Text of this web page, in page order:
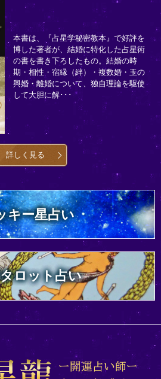
本書は、『占星学秘密教本』で好評を
博した著者が、結婚に特化した占星術
の書を書き下ろしたもの。結婚の時
期・相性・宿縁（絆）・複数婚・玉の
輿婚・離婚について、独自理論を駆使
して大胆に解･･･
詳しく見る
キー星占い
ロット占い